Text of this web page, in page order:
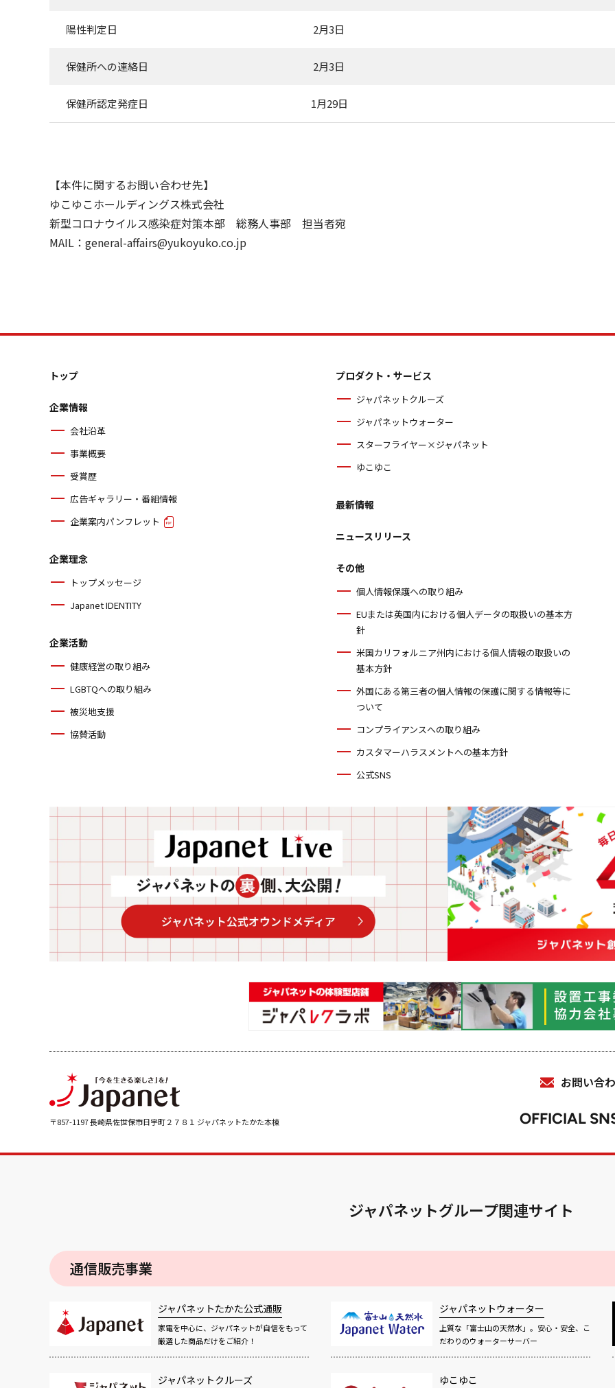
陽性判定日 2月3日
保健所への連絡日 2月3日
保健所認定発症日 1月29日
【本件に関するお問い合わせ先】
ゆこゆこホールディングス株式会社
新型コロナウイルス感染症対策本部 総務人事部 担当者宛
MAIL： general-affairs@yukoyuko.co.jp
トップ
企業情報
会社沿革
事業概要
受賞歴
広告ギャラリー・番組情報
企業案内パンフレット
企業理念
トップメッセージ
Japanet IDENTITY
企業活動
健康経営の取り組み
LGBTQへの取り組み
被災地支援
協賛活動
プロダクト・サービス
ジャパネットクルーズ
ジャパネットウォーター
スターフライヤー×ジャパネット
ゆこゆこ
最新情報
ニュースリリース
その他
個人情報保護への取り組み
EUまたは英国内における個人データの取扱いの基本方
針
米国カリフォルニア州内における個人情報の取扱いの
基本方針
外国にある第三者の個人情報の保護に関する情報等に
ついて
コンプライアンスへの取り組み
カスタマーハラスメントへの基本方針
公式SNS
〒857-1197 長崎県佐世保市日宇町２７８１ ジャパネットたかた本棟
お問い合
OFFICIAL
ジャパネットグループ関連サイト
通信販売事業
ジャパネットたかた公式通販
家電を中心に、ジャパネットが自信をもって
厳選した商品だけをご紹介！
ジャパネットウォーター
上質な「富士山の天然水」。安心・安全、こ
だわりのウォーターサーバー
ジャパネットクルーズ ゆこゆこ